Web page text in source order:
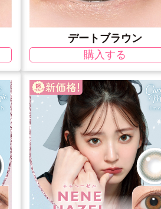
デートブラウン
購入する